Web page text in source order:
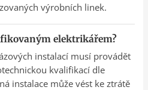
výrobních linek.
elektrikářem?
instalací musí provádět
kvalifikací dle
instalace může vést ke ztrátě